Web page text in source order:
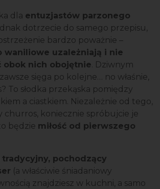
dla entuzjastów parzonego
dotrzecie do samego przepisu,
bardzo poważnie –
waniliowe uzależniają i nie
obok nich obojętnie. Dziwnym
sięga po kolejne… no właśnie,
To słodka przekąska pomiędzy
a ciastkiem. Niezależnie od tego,
churros, koniecznie spróbujcie je
będzie miłość od pierwszego
tradycyjny, pochodzący
(a właściwie śniadaniowy
znajdziesz w kuchni, a samo